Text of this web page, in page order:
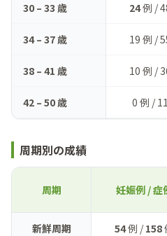
30 – 33 歳 24例 /
34 – 37 歳 19 例 /
38 – 41 歳 10 例 /
42 – 50 歳 0 例 /
周期別の成績
周期 妊娠例 / 症
新鮮周期 54例 / 158